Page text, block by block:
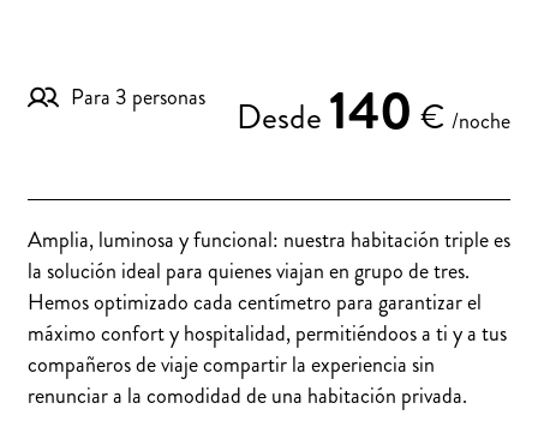
Para 3 personas Desde 140 € /noche
Amplia, luminosa y funcional: nuestra habitación triple es
la solución ideal para quienes viajan en grupo de tres.
Hemos optimizado cada centímetro para garantizar el
máximo confort y hospitalidad, permitiéndoos a ti y a tus
compañeros de viaje compartir la experiencia sin
renunciar a la comodidad de una habitación privada.